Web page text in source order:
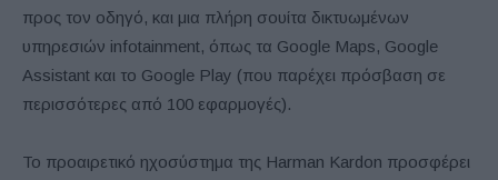
προς τον οδηγό, και μια πλήρη σουίτα δικτυωμένων
υπηρεσιών infotainment, όπως τα Google Maps, Google
Assistant και το Google Play (που παρέχει πρόσβαση σε
περισσότερες από 100 εφαρμογές).
Το προαιρετικό ηχοσύστημα της Harman Kardon προσφέρει